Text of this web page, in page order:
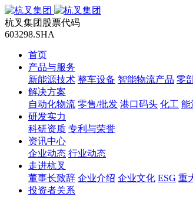
杭叉集团股票代码
603298.SHA
首页
产品与服务
新能源技术 整车设备 智能物流产品 零
解决方案
自动化物流 零售/批发 港口码头 化工 能
研发实力
科研资质 专利与荣誉
资讯中心
企业动态 行业动态
走进杭叉
董事长致辞 企业介绍 企业文化 ESG 重
投资者关系